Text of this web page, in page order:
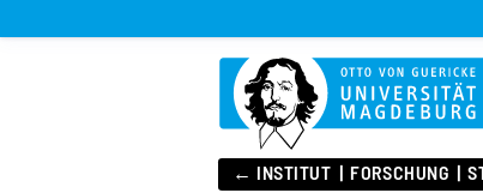
← INSTITUT FORSCHUNG